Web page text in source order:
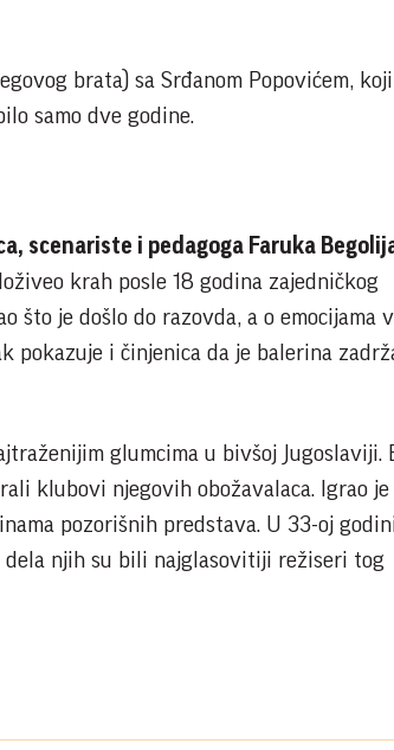
brata) sa Srđanom Popovićem,
samo dve godine.
scenariste i pedagoga Faruka
krah posle 18 godina zajedničkog
što je došlo do razovda, a o emocijama
pokazuje i činjenica da je balerina
glumcima u bivšoj Jugoslaviji.
klubovi njegovih obožavalaca. Igrao je
pozorišnih predstava. U 33-oj
dela njih su bili najglasovitiji režiseri tog